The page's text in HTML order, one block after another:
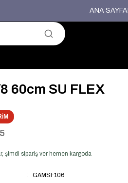
ANA SAYFA
60cm SU FLEX
şimdi sipariş ver hemen kargoda
GAMSF106